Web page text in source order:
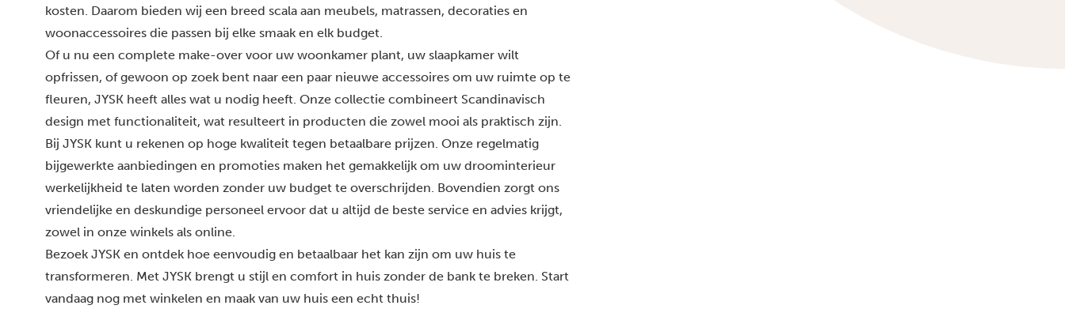
kosten. Daarom bieden wij een breed scala aan meubels, matrassen, decoraties en
woonaccessoires die passen bij elke smaak en elk budget.
Of u nu een complete make-over voor uw woonkamer plant, uw slaapkamer wilt
opfrissen, of gewoon op zoek bent naar een paar nieuwe accessoires om uw ruimte op te
fleuren, JYSK heeft alles wat u nodig heeft. Onze collectie combineert Scandinavisch
design met functionaliteit, wat resulteert in producten die zowel mooi als praktisch zijn.
Bij JYSK kunt u rekenen op hoge kwaliteit tegen betaalbare prijzen. Onze regelmatig
bijgewerkte aanbiedingen en promoties maken het gemakkelijk om uw droominterieur
werkelijkheid te laten worden zonder uw budget te overschrijden. Bovendien zorgt ons
vriendelijke en deskundige personeel ervoor dat u altijd de beste service en advies krijgt,
zowel in onze winkels als online.
Bezoek JYSK en ontdek hoe eenvoudig en betaalbaar het kan zijn om uw huis te
transformeren. Met JYSK brengt u stijl en comfort in huis zonder de bank te breken. Start
vandaag nog met winkelen en maak van uw huis een echt thuis!